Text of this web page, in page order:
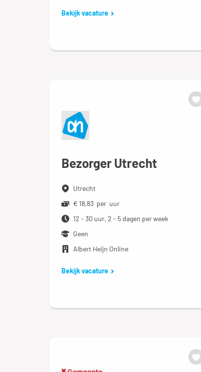
Bekijk vacature
Bezorger Utrecht
Utrecht
€ 18,83 per uur
12 - 30 uur, 2 - 5 dagen per week
Geen
Albert Heijn Online
Bekijk vacature